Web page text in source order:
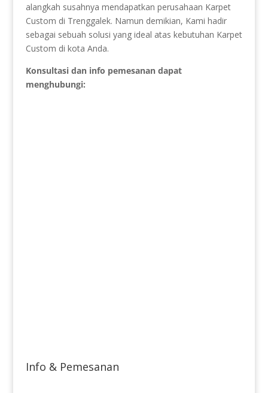
alangkah susahnya mendapatkan perusahaan Karpet
Custom di Trenggalek. Namun demikian, Kami hadir
sebagai sebuah solusi yang ideal atas kebutuhan Karpet
Custom di kota Anda.
Konsultasi dan info pemesanan dapat
menghubungi:
Info & Pemesanan